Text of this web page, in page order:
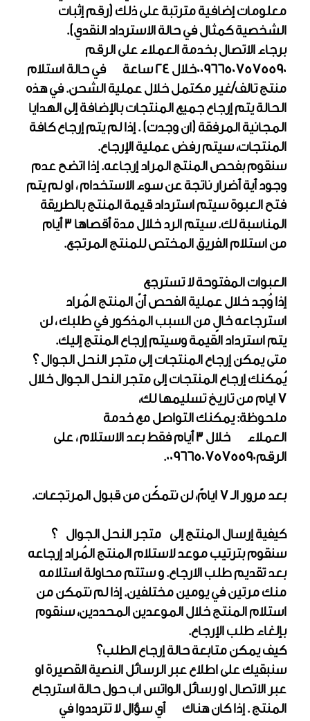
معلومات إضافية مترتبة على ذلك (رقم إثبات
الشخصية كمثال في حالة الاسترداد النقدي).
برجاء الاتصال بخدمة العملاء على الرقم
00966507575590خلال 24 ساعة في حالة استلام
منتج تالف/غير مكتمل خلال عملية الشحن. في هذه
الحالة يتم إرجاع جميع المنتجات بالإضافة إلى الهدايا
المجانية المرفقة (ان وجدت) . إذا لم يتم إرجاع كافة
المنتجات، سيتم رفض عملية الإرجاع.
سنقوم بفحص المنتج المراد إرجاعه. إذا اتضح عدم
وجود أية أضرار ناتجة عن سوء الاستخدام ، او لم يتم
فتح العبوة سيتم استرداد قيمة المنتج بالطريقة
المناسبة لك. سيتم الرد خلال مدة أقصاها 3 أيام
من استلام الفريق المختص للمنتج المرتجع.
العبوات المفتوحة لا تسترجع
إذا وُجد خلال عملية الفحص أنّ المنتج المُراد
استرجاعه خالٍ من السبب المذكور في طلبك ، لن
يتم استرداد القيمة وسيتم إرجاع المنتج إليك.
متى يمكن إرجاع المنتجات إلى متجر النحل الجوال ؟
يُمكنك إرجاع المنتجات إلى متجر النحل الجوال خلال
7 ايام من تاريخ تسليمها لك،
ملحوظة: يمكنك التواصل مع خدمة
العملاء خلال 3 أيام فقط بعد الاستلام ، على
الرقم00966507575590.
بعد مرور الـ 7 ايامً، لن نتمكّن من قبول المرتجعات.
كيفية إرسال المنتج إلى متجر النحل الجوال ؟
سنقوم بترتيب موعد لاستلام المنتج المُراد إرجاعه
بعد تقديم طلب الارجاع. و ستتم محاولة استلامه
منك مرتين في يومين مختلفين. إذا لم نتمكن من
استلام المنتج خلال الموعدين المحددين، سنقوم
بإلغاء طلب الإرجاع.
كيف يمكن متابعة حالة إرجاع الطلب؟
سنبقيك على اطلاع عبر الرسائل النصية القصيرة او
عبر الاتصال او رسائل الواتس اب حول حالة استرجاع
المنتج . إذا كان هناك أي سؤال لا تترددوا في